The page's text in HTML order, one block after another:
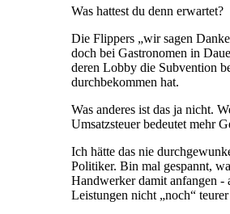
Was hattest du denn erwartet?
Die Flippers „wir sagen
doch bei Gastronomen in
deren Lobby die Subvention
durchbekommen hat.
Was anderes ist das ja nicht.
Umsatzsteuer bedeutet mehr
Ich hätte das nie
Politiker. Bin mal gespannt,
Handwerker damit anfangen -
Leistungen nicht „noch“